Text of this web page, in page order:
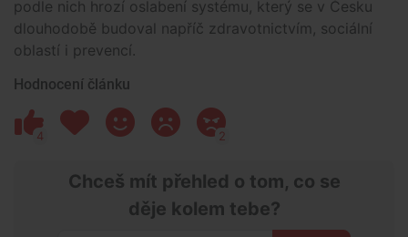
podle nich hrozí oslabení systému, který se v Česku
dlouhodobě budoval napříč zdravotnictvím, sociální
oblastí i prevencí.
Hodnocení článku
4 2
Chceš mít přehled o tom, co se
děje kolem tebe?